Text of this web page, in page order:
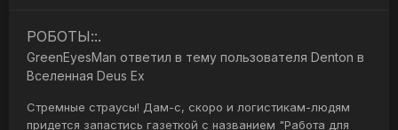
РОБОТЫ::.
GreenEyesMan ответил в тему пользователя Denton в
Вселенная Deus Ex
Стремные страусы! Дам-с, скоро и логистикам-людям
придется запастись газеткой с названием "Работа для